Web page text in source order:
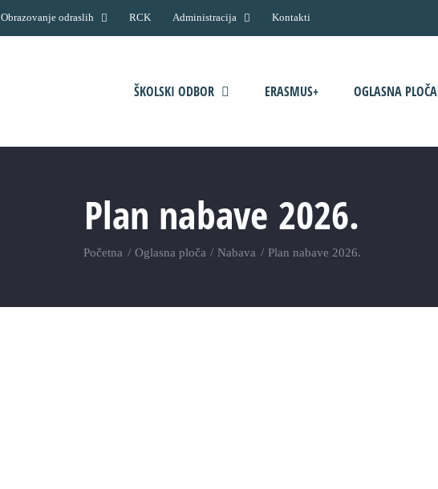
Obrazovanje odraslih RCK Administracija Kontakti
ŠKOLSKI ODBOR ERASMUS+ OGLASNA PLOČA
Plan nabave 2026.
Početna Oglasna ploča Nabava Plan nabave 2026.